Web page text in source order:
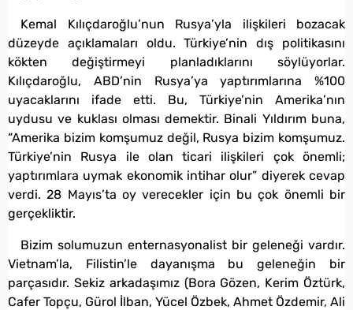
Kemal Kılıçdaroğlu’nun Rusya’yla ilişkileri bozacak
düzeyde açıklamaları oldu. Türkiye’nin dış politikasını
kökten değiştirmeyi planladıklarını söylüyorlar.
Kılıçdaroğlu, ABD’nin Rusya’ya yaptırımlarına %100
uyacaklarını ifade etti. Bu, Türkiye’nin Amerika’nın
uydusu ve kuklası olması demektir. Binali Yıldırım buna,
“Amerika bizim komşumuz değil, Rusya bizim komşumuz.
Türkiye’nin Rusya ile olan ticari ilişkileri çok önemli;
yaptırımlara uymak ekonomik intihar olur” diyerek cevap
verdi. 28 Mayıs’ta oy verecekler için bu çok önemli bir
gerçekliktir.
Bizim solumuzun enternasyonalist bir geleneği vardır.
Vietnam’la, Filistin’le dayanışma bu geleneğin bir
parçasıdır. Sekiz arkadaşımız (Bora Gözen, Kerim Öztürk,
Cafer Topçu, Gürol İlban, Yücel Özbek, Ahmet Özdemir, Ali